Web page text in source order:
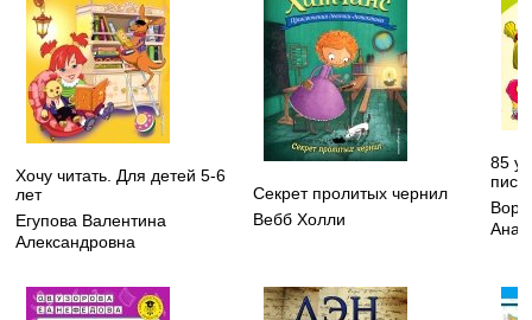
Хочу читать. Для детей 5-6
лет
Егупова Валентина
Александровна
Секрет пролитых чернил
Вебб Холли
85